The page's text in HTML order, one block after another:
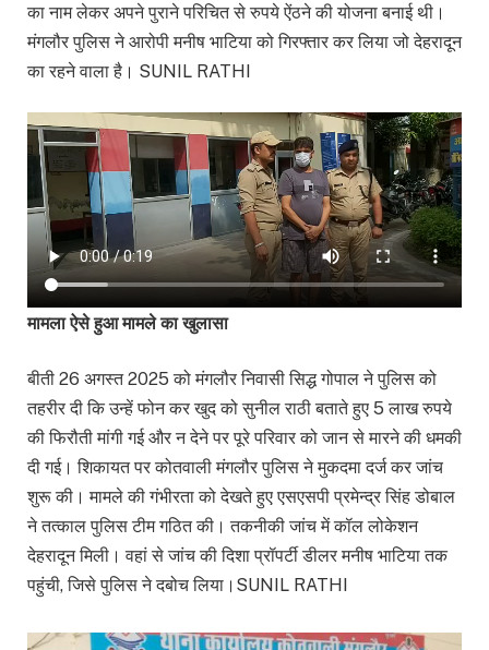
का नाम लेकर अपने पुराने परिचित से रुपये ऐंठने की योजना बनाई थी।
मंगलौर पुलिस ने आरोपी मनीष भाटिया को गिरफ्तार कर लिया जो देहरादून
का रहने वाला है। SUNIL RATHI
मामला ऐसे हुआ मामले का खुलासा
बीती 26 अगस्त 2025 को मंगलौर निवासी सिद्ध गोपाल ने पुलिस को
तहरीर दी कि उन्हें फोन कर खुद को सुनील राठी बताते हुए 5 लाख रुपये
की फिरौती मांगी गई और न देने पर पूरे परिवार को जान से मारने की धमकी
दी गई। शिकायत पर कोतवाली मंगलौर पुलिस ने मुकदमा दर्ज कर जांच
शुरू की। मामले की गंभीरता को देखते हुए एसएसपी प्रमेन्द्र सिंह डोबाल
ने तत्काल पुलिस टीम गठित की। तकनीकी जांच में कॉल लोकेशन
देहरादून मिली। वहां से जांच की दिशा प्रॉपर्टी डीलर मनीष भाटिया तक
पहुंची, जिसे पुलिस ने दबोच लिया।SUNIL RATHI